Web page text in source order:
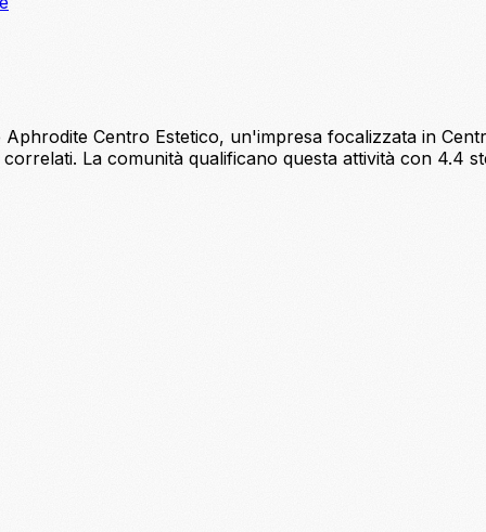
Centro Estetico, un'impresa focalizzata in
La comunità qualificano questa attività con 4.4